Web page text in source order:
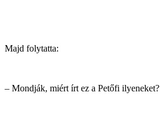
Majd folytatta:
– Mondják, miért írt ez a Petőfi ilyeneket?